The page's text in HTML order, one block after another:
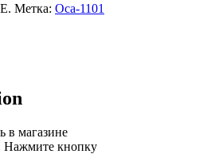
. Метка: Оса-1101
в магазине
Нажмите кнопку